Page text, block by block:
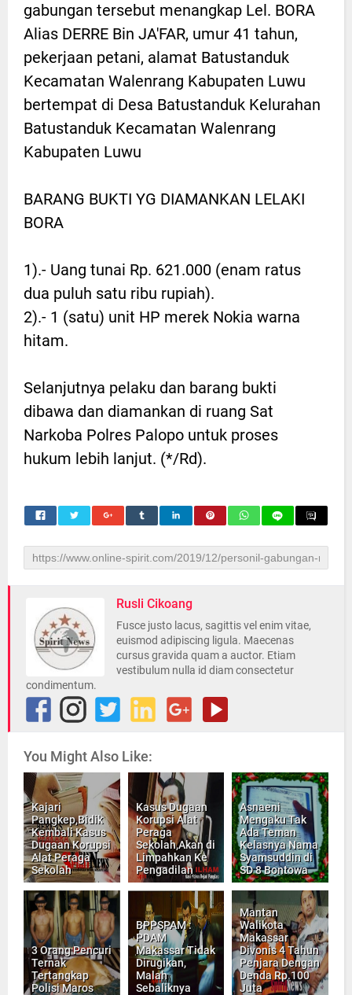
gabungan tersebut menangkap Lel. BORA
Alias DERRE Bin JA'FAR, umur 41 tahun,
pekerjaan petani, alamat Batustanduk
Kecamatan Walenrang Kabupaten Luwu
bertempat di Desa Batustanduk Kelurahan
Batustanduk Kecamatan Walenrang
Kabupaten Luwu
BARANG BUKTI YG DIAMANKAN LELAKI
BORA
1).- Uang tunai Rp. 621.000 (enam ratus
dua puluh satu ribu rupiah).
2).- 1 (satu) unit HP merek Nokia warna
hitam.
Selanjutnya pelaku dan barang bukti
dibawa dan diamankan di ruang Sat
Narkoba Polres Palopo untuk proses
hukum lebih lanjut. (*/Rd).
Rusli Cikoang
Fusce justo lacus, sagittis vel enim vitae,
euismod adipiscing ligula. Maecenas
cursus gravida quam a auctor. Etiam
vestibulum nulla id diam consectetur
condimentum.
You Might Also Like:
Kajari
Pangkep,Bidik
Kembali Kasus
Dugaan Korupsi
Alat Peraga
Sekolah
Kasus Dugaan
Korupsi Alat
Peraga
Sekolah,Akan di
Limpahkan Ke
Pengadilan
Asnaeni
Mengaku Tak
Ada Teman
Kelasnya Nama
Syamsuddin di
SD 8 Bontowa
3 Orang Pencuri
Ternak
Tertangkap
Polisi Maros
BPPSPAM :
PDAM
Makassar Tidak
Dirugikan,
Malah
Sebaliknya
Mantan
Walikota
Makassar
Divonis 4 Tahun
Penjara Dengan
Denda Rp.100
Juta